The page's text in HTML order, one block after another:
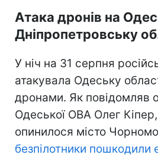
Атака дронів на
Дніпропетровську
У ніч на 31 серпня
атакувала Одеську
дронами. Як повідомляв
Одеської ОВА Олег
опинилося місто
безпілотники пошкодили